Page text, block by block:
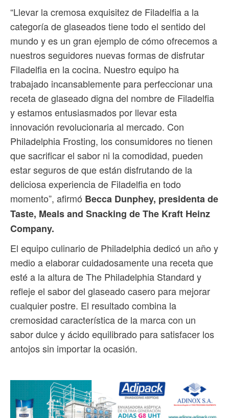
“Llevar la cremosa exquisitez de Filadelfia a la
categoría de glaseados tiene todo el sentido del
mundo y es un gran ejemplo de cómo ofrecemos a
nuestros seguidores nuevas formas de disfrutar
Filadelfia en la cocina. Nuestro equipo ha
trabajado incansablemente para perfeccionar una
receta de glaseado digna del nombre de Filadelfia
y estamos entusiasmados por llevar esta
innovación revolucionaria al mercado. Con
Philadelphia Frosting, los consumidores no tienen
que sacrificar el sabor ni la comodidad, pueden
estar seguros de que están disfrutando de la
deliciosa experiencia de Filadelfia en todo
momento”, afirmó Becca Dunphey, presidenta de
Taste, Meals and Snacking de The Kraft Heinz
Company.
El equipo culinario de Philadelphia dedicó un año y
medio a elaborar cuidadosamente una receta que
esté a la altura de The Philadelphia Standard y
refleje el sabor del glaseado casero para mejorar
cualquier postre. El resultado combina la
cremosidad característica de la marca con un
sabor dulce y ácido equilibrado para satisfacer los
antojos sin importar la ocasión.